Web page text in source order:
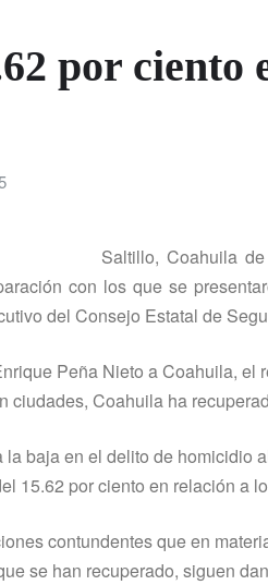
por ciento
Saltillo, Coahuila
con los que se
del Consejo Estatal de
Peña Nieto a Coahuila,
ciudades, Coahuila ha
baja en el delito de
15.62 por ciento en relación a
contundentes que en
se han recuperado, siguen